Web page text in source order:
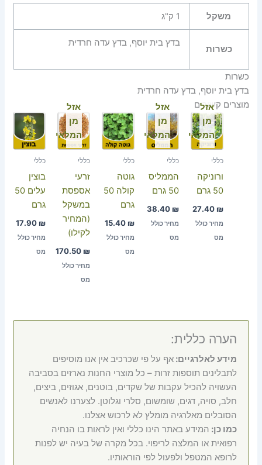
משקל 1 ק"ג
כשרות
בדץ בית יוסף, בדץ עדה חרדית
כשרות
בדץ בית יוסף, בדץ עדה חרדית
מוצרים קשורים
אזל
מן
המלאי
כללי
ורוניקה
50 גרם
27.40 ₪
מחיר כולל
מס
אזל
מן
המלאי
כללי
הממליס
50 גרם
38.40 ₪
מחיר כולל
מס
כללי
גוטה
קולה 50
גרם
15.40 ₪
מחיר כולל
מס
אזל
מן
המלאי
כללי
זרעי
אספסת
במשקל
(המחיר
לקילו)
170.50 ₪
מחיר כולל
מס
כללי
בוצין
עלים 50
גרם
17.90 ₪
מחיר כולל
מס
הערה כללית:
מידע לאלרגיים:אף על פי שכרכיב אין אנו מוסיפים
לתבלינים תוספות זרות – כל מוצרי החנות נארזים בסביבה
העשויה להכיל עקבות של שקדים, בוטנים, אגוזים, ביצים,
חלב, סויה, דגים, שומשום, סלרי וגלוטן. לצערנו לאנשים
הסובלים מאלרגיה מומלץ לא לרכוש אצלנו.
כמו כן: המידע באתר הינו כללי ואין לראות בו הנחיה
רפואית או המלצה לריפוי. בכל מקרה של בעיה יש לפנות
לרופא המטפל ולפעול לפי הוראותיו.